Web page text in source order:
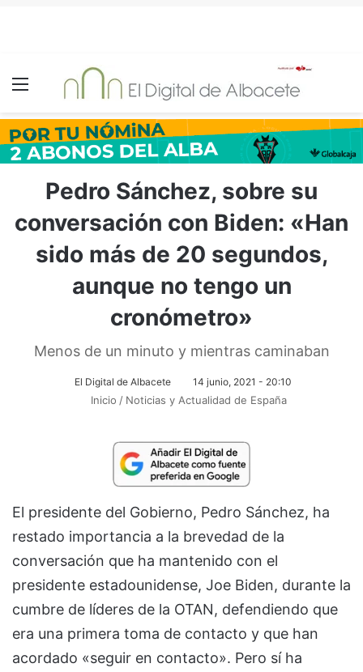
Menú
Pedro Sánchez, sobre su
conversación con Biden: «Han
sido más de 20 segundos,
aunque no tengo un
cronómetro»
Menos de un minuto y mientras caminaban
El Digital de Albacete 14 junio, 2021 - 20:10
Inicio / Noticias y Actualidad de España
El presidente del Gobierno, Pedro Sánchez, ha
restado importancia a la brevedad de la
conversación que ha mantenido con el
presidente estadounidense, Joe Biden, durante la
cumbre de líderes de la OTAN, defendiendo que
era una primera toma de contacto y que han
acordado «seguir en contacto». Pero sí ha